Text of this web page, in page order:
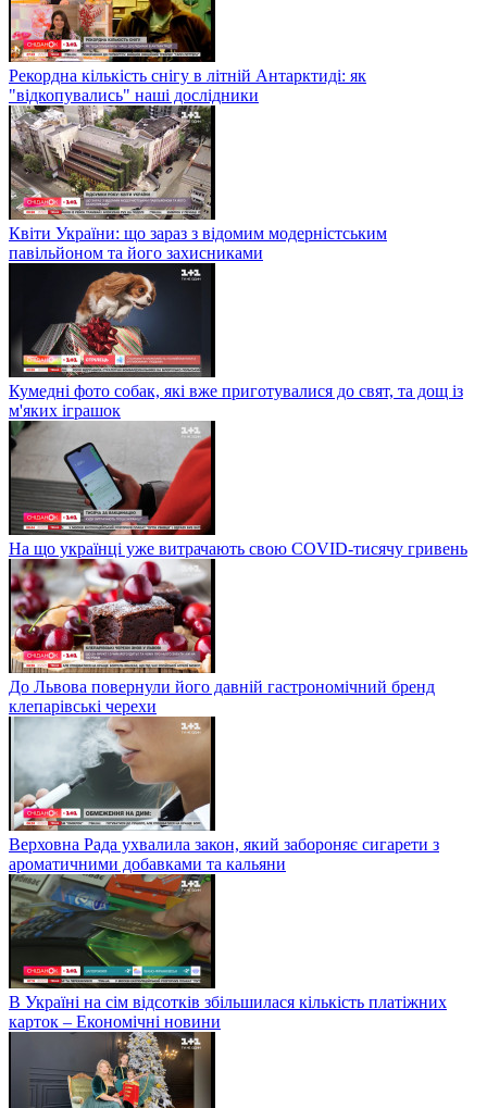
Рекордна кількість снігу в літній Антарктиді: як
"відкопувались" наші дослідники
Квіти України: що зараз з відомим модерністським
павільйоном та його захисниками
Кумедні фото собак, які вже приготувалися до свят, та дощ із
м'яких іграшок
На що українці уже витрачають свою COVID-тисячу гривень
До Львова повернули його давній гастрономічний бренд
клепарівські черехи
Верховна Рада ухвалила закон, який забороняє сигарети з
ароматичними добавками та кальяни
В Україні на сім відсотків збільшилася кількість платіжних
карток – Економічні новини